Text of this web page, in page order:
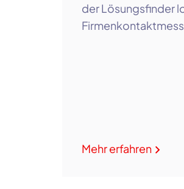
der Lösungsfinder
Mehr erfahren